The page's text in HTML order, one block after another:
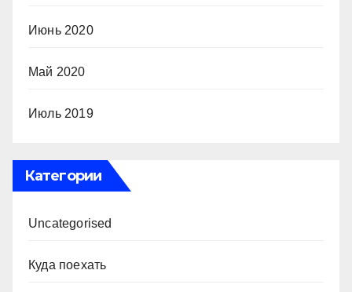
Июнь 2020
Май 2020
Июль 2019
Категории
Uncategorised
Куда поехать